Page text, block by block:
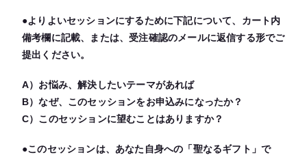
●よりよいセッションにするために下記について、カート内
備考欄に記載、または、受注確認のメールに返信する形でご
提出ください。
A）お悩み、解決したいテーマがあれば
B）なぜ、このセッションをお申込みになったか？
C）このセッションに望むことはありますか？
●このセッションは、あなた自身への「聖なるギフト」で